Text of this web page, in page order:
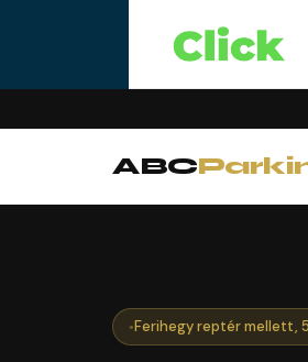
ABC
Ferihegy reptér mellett,